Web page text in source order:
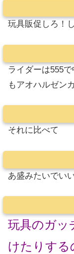
玩具販促しろ！
ライダーは555
もアオハルゼン
それに比べて
あ盛みたいでい
玩具のガッ
けたりする